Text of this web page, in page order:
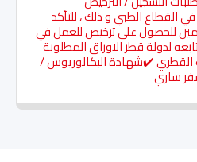
القطاع الطبي و ذلك ، للتأكد
للحصول على ترخيص للعمل في
لدولة قطر الاوراق المطلوبة
القطري ✔️شهادة البكالوريوس /
ساري